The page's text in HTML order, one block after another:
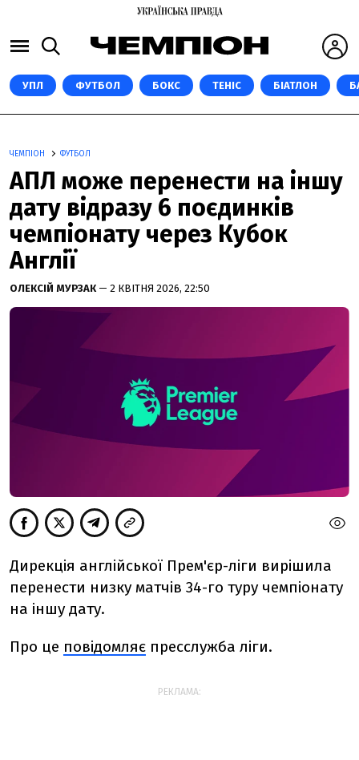
УПЛ ФУТБОЛ БОКС ТЕНІС БІАТЛОН
ЧЕМПІОН ФУТБОЛ
АПЛ може перенести на іншу
дату відразу 6 поєдинків
чемпіонату через Кубок
Англії
ОЛЕКСІЙ МУРЗАК — 2 КВІТНЯ 2026, 22:50
Дирекція англійської Прем'єр-ліги вирішила
перенести низку матчів 34-го туру чемпіонату
на іншу дату.
Про це повідомляє пресслужба ліги.
РЕКЛАМА: